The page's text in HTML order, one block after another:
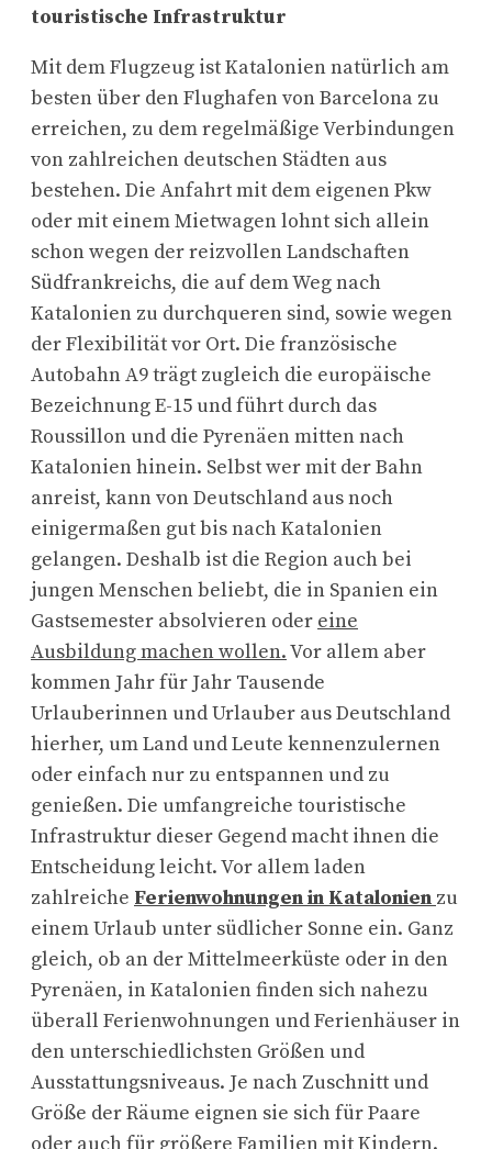
touristische Infrastruktur
Mit dem Flugzeug ist Katalonien natürlich am
besten über den Flughafen von Barcelona zu
erreichen, zu dem regelmäßige Verbindungen
von zahlreichen deutschen Städten aus
bestehen. Die Anfahrt mit dem eigenen Pkw
oder mit einem Mietwagen lohnt sich allein
schon wegen der reizvollen Landschaften
Südfrankreichs, die auf dem Weg nach
Katalonien zu durchqueren sind, sowie wegen
der Flexibilität vor Ort. Die französische
Autobahn A9 trägt zugleich die europäische
Bezeichnung E-15 und führt durch das
Roussillon und die Pyrenäen mitten nach
Katalonien hinein. Selbst wer mit der Bahn
anreist, kann von Deutschland aus noch
einigermaßen gut bis nach Katalonien
gelangen. Deshalb ist die Region auch bei
jungen Menschen beliebt, die in Spanien ein
Gastsemester absolvieren oder eine
Ausbildung machen wollen.Vor allem aber
kommen Jahr für Jahr Tausende
Urlauberinnen und Urlauber aus Deutschland
hierher, um Land und Leute kennenzulernen
oder einfach nur zu entspannen und zu
genießen. Die umfangreiche touristische
Infrastruktur dieser Gegend macht ihnen die
Entscheidung leicht. Vor allem laden
zahlreiche Ferienwohnungen in Katalonien zu
einem Urlaub unter südlicher Sonne ein. Ganz
gleich, ob an der Mittelmeerküste oder in den
Pyrenäen, in Katalonien finden sich nahezu
überall Ferienwohnungen und Ferienhäuser in
den unterschiedlichsten Größen und
Ausstattungsniveaus. Je nach Zuschnitt und
Größe der Räume eignen sie sich für Paare
oder auch für größere Familien mit Kindern.